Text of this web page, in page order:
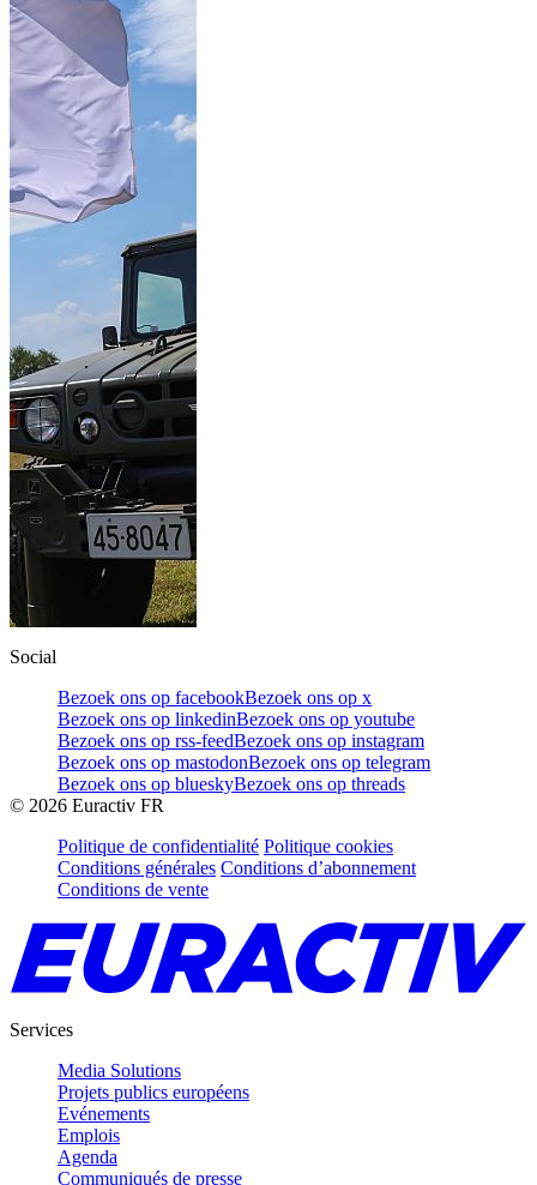
Social
Bezoek ons op facebookBezoek ons op x
Bezoek ons op linkedinBezoek ons op youtube
Bezoek ons op rss-feedBezoek ons op instagram
Bezoek ons op mastodonBezoek ons op telegram
Bezoek ons op blueskyBezoek ons op threads
© 2026 Euractiv FR
Politique de confidentialité Politique cookies
Conditions générales Conditions d’abonnement
Conditions de vente
Services
Media Solutions
Projets publics européens
Evénements
Emplois
Agenda
Communiqués de presse